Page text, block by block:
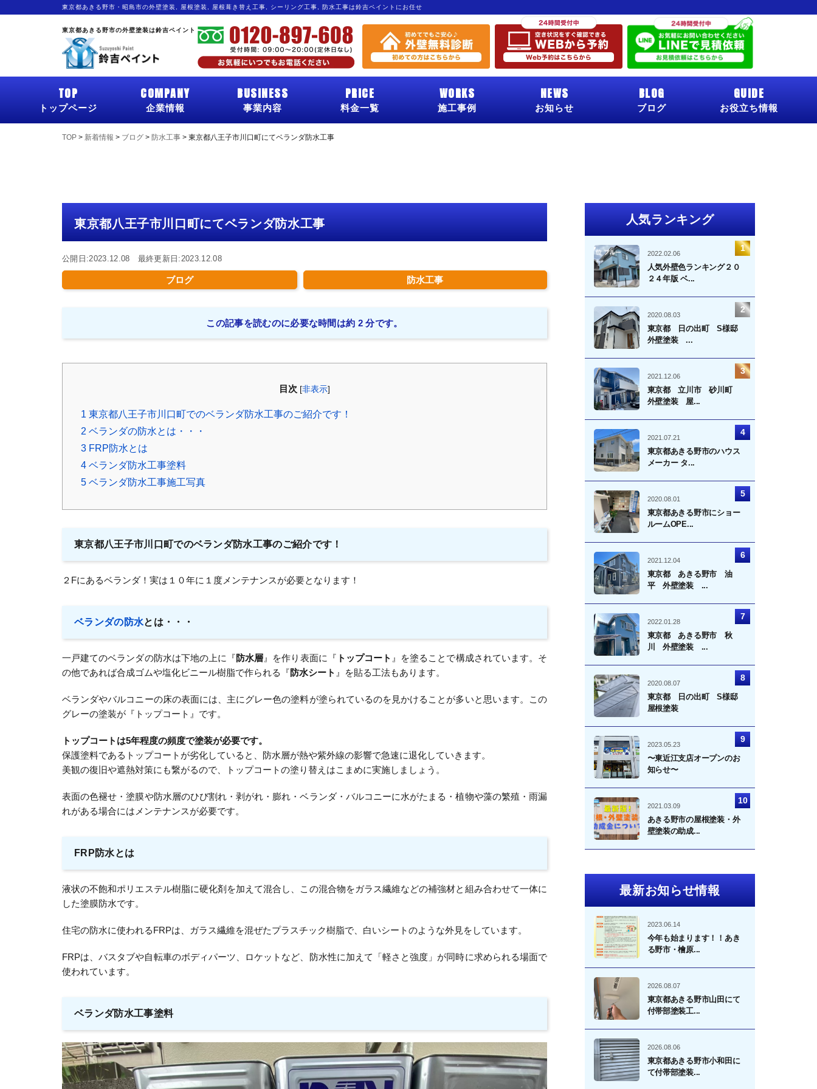
東京都あきる野市・昭島市の外壁塗装, 屋根塗装, 屋根葺き替え工事, シーリング工事, 防水工事は鈴吉ペイントにお任せ
東京都あきる野市の外壁塗装は鈴吉ペイント
TOP
トップページ
COMPANY
企業情報
BUSINESS
事業内容
PRICE
料金一覧
WORKS
施工事例
NEWS
お知らせ
BLOG
ブログ
GUIDE
お役立ち情報
TOP > 新着情報 > ブログ > 防水工事 > 東京都八王子市川口町にてベランダ防水工事
東京都八王子市川口町にてベランダ防水工事
公開日:2023.12.08 最終更新日:2023.12.08
ブログ 防水工事
この記事を読むのに必要な時間は約 2 分です。
目次 [非表示]
1 東京都八王子市川口町でのベランダ防水工事のご紹介です！
2 ベランダの防水とは・・・
3 FRP防水とは
4 ベランダ防水工事塗料
5 ベランダ防水工事施工写真
東京都八王子市川口町でのベランダ防水工事のご紹介です！
２Fにあるベランダ！実は１０年に１度メンテナンスが必要となります！
ベランダの防水とは・・・
一戸建てのベランダの防水は下地の上に『防水層 』を作り表面に『 トップコート 』を塗ることで構成されています。そ
の他であれば合成ゴムや塩化ビニール樹脂で作られる『防水シート 』を貼る工法もあります。
ベランダやバルコニーの床の表面には、主にグレー色の塗料が塗られているのを見かけることが多いと思います。この
グレーの塗装が『トップコート』です。
トップコートは5年程度の頻度で塗装が必要です。
保護塗料であるトップコートが劣化していると、防水層が熱や紫外線の影響で急速に退化していきます。
美観の復旧や遮熱対策にも繋がるので、トップコートの塗り替えはこまめに実施しましょう。
表面の色褪せ・塗膜や防水層のひび割れ・剥がれ・膨れ・ベランダ・バルコニーに水がたまる・植物や藻の繁殖・雨漏
れがある場合にはメンテナンスが必要です。
FRP防水とは
液状の不飽和ポリエステル樹脂に硬化剤を加えて混合し、この混合物をガラス繊維などの補強材と組み合わせて一体に
した塗膜防水です。
住宅の防水に使われるFRPは、ガラス繊維を混ぜたプラスチック樹脂で、白いシートのような外見をしています。
FRPは、バスタブや自転車のボディパーツ、ロケットなど、防水性に加えて「軽さと強度」が同時に求められる場面で
使われています。
ベランダ防水工事塗料
人気ランキング
2022.02.06
人気外壁色ランキング２０
２４年版 ベ...
2020.08.03
東京都 日の出町 S様邸
外壁塗装 ...
2021.12.06
東京都 立川市 砂川町
外壁塗装 屋...
2021.07.21
東京都あきる野市のハウス
メーカー タ...
2020.08.01
東京都あきる野市にショー
ルームOPE...
2021.12.04
東京都 あきる野市 油
平 外壁塗装 ...
2022.01.28
東京都 あきる野市 秋
川 外壁塗装 ...
2020.08.07
東京都 日の出町 S様邸
屋根塗装
2023.05.23
〜東近江支店オープンのお
知らせ〜
2021.03.09
あきる野市の屋根塗装・外
壁塗装の助成...
最新お知らせ情報
2023.06.14
今年も始まります！！あき
る野市・檜原...
2026.08.07
東京都あきる野市山田にて
付帯部塗装工...
2026.08.06
東京都あきる野市小和田に
て付帯部塗装...